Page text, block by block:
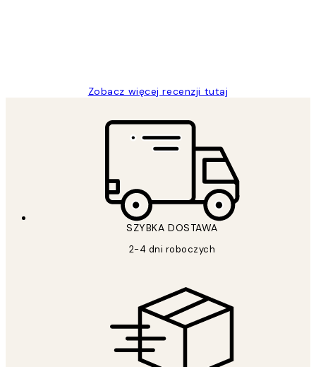
Zobacz więcej recenzji tutaj
SZYBKA DOSTAWA
2-4 dni roboczych